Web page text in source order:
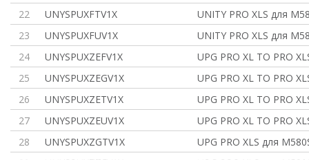
22
UNYSPUXFTV1X
UNITY PRO XLS для
23
UNYSPUXFUV1X
UNITY PRO XLS для
24
UNYSPUXZEFV1X
UPG PRO XL TO PRO
25
UNYSPUXZEGV1X
UPG PRO XL TO PRO
26
UNYSPUXZETV1X
UPG PRO XL TO PRO
27
UNYSPUXZEUV1X
UPG PRO XL TO PRO
28
UNYSPUXZGTV1X
UPG PRO XLS для